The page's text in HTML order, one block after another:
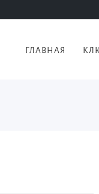
ГЛАВНАЯ